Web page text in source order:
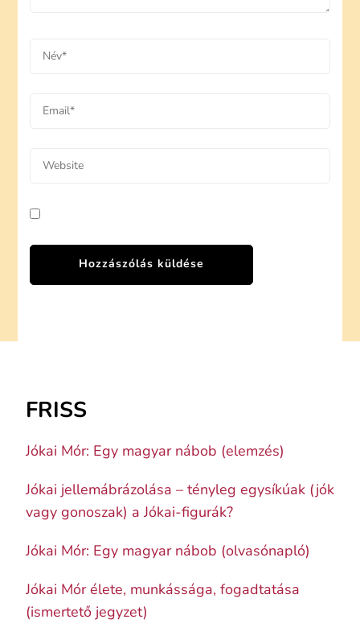
FRISS
Jókai Mór: Egy magyar nábob (elemzés)
Jókai jellemábrázolása – tényleg egysíkúak (jók
vagy gonoszak) a Jókai-figurák?
Jókai Mór: Egy magyar nábob (olvasónapló)
Jókai Mór élete, munkássága, fogadtatása
(ismertető jegyzet)